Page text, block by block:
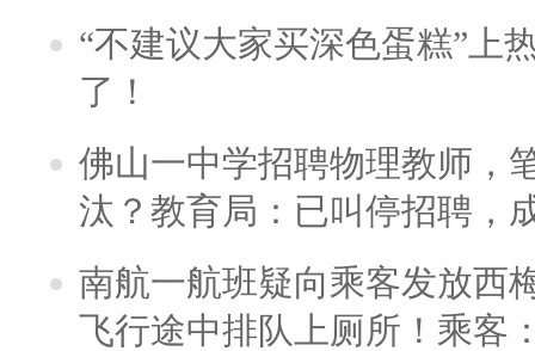
“不建议大家买深色蛋糕”上
了！
佛山一中学招聘物理教师，
汰？教育局：已叫停招聘，
南航一航班疑向乘客发放西
飞行途中排队上厕所！乘客